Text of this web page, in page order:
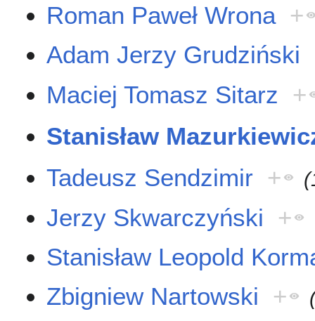
Roman Paweł Wrona +
Adam Jerzy Grudziński
Maciej Tomasz Sitarz
+
Stanisław
Tadeusz Sendzimir +
Jerzy Skwarczyński +
Stanisław Leopold
Zbigniew Nartowski
+